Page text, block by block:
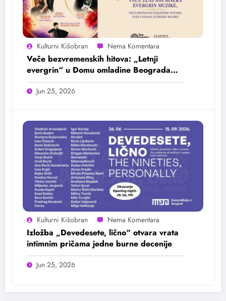
Kulturni Kišobran
Veče bezvremenskih hitova: „Letnji
evergrin“ u Domu omladine Beograda
25. juna
Jun 25, 2026
Kulturni Kišobran
Izložba „Devedesete, lično“ otvara vrata
intimnim pričama jedne burne decenije
Jun 25, 2026